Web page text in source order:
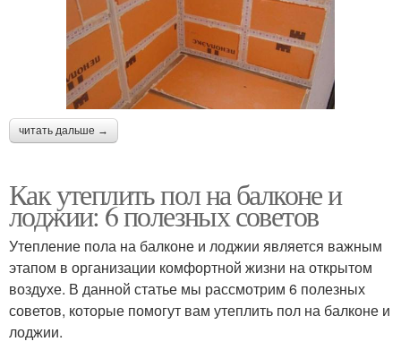
читать дальше →
Как утеплить пол на балконе и
лоджии: 6 полезных советов
Утепление пола на балконе и лоджии является важным
этапом в организации комфортной жизни на открытом
воздухе. В данной статье мы рассмотрим 6 полезных
советов, которые помогут вам утеплить пол на балконе и
лоджии.